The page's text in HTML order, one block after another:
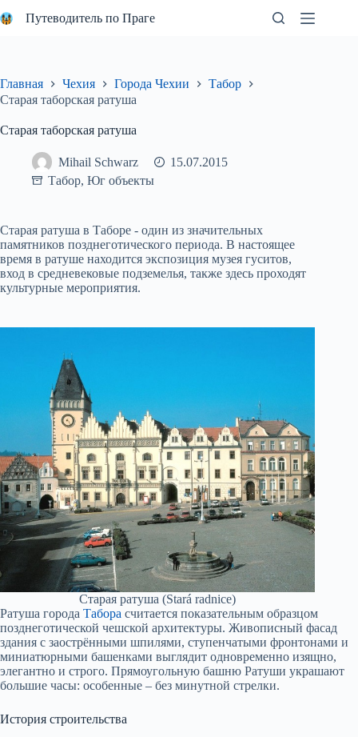
к
Путеводитель по Праге
Главная Чехия Города Чехии
Табор
Старая таборская ратуша
Старая таборская ратуша
Mihail Schwarz
15.07.2015
Табор, Юг объекты
Старая ратуша в Таборе - один из значительных
памятников позднеготического периода. В настоящее
время в ратуше находится экспозиция музея гуситов,
вход в средневековые подземелья, также здесь проходят
культурные мероприятия.
Старая ратуша (Stará radnice)
Ратуша города Табора считается показательным образцом
позднеготической чешской архитектуры. Живописный фасад
здания с заострёнными шпилями, ступенчатыми фронтонами и
миниатюрными башенками выглядит одновременно изящно,
элегантно и строго. Прямоугольную башню Ратуши украшают
большие часы: особенные – без минутной стрелки.
История строительства